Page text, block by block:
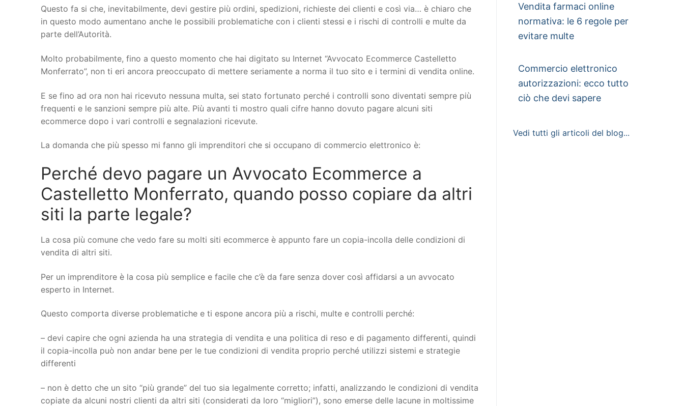
Questo fa si che, inevitabilmente, devi gestire più ordini, spedizioni, richieste dei clienti e così via… è chiaro che
in questo modo aumentano anche le possibili problematiche con i clienti stessi e i rischi di controlli e multe da
parte dell’Autorità.
Molto probabilmente, fino a questo momento che hai digitato su Internet “Avvocato Ecommerce Castelletto
Monferrato”, non ti eri ancora preoccupato di mettere seriamente a norma il tuo sito e i termini di vendita online.
E se fino ad ora non hai ricevuto nessuna multa, sei stato fortunato perché i controlli sono diventati sempre più
frequenti e le sanzioni sempre più alte. Più avanti ti mostro quali cifre hanno dovuto pagare alcuni siti
ecommerce dopo i vari controlli e segnalazioni ricevute.
La domanda che più spesso mi fanno gli imprenditori che si occupano di commercio elettronico è:
Perché devo pagare un Avvocato Ecommerce a
Castelletto Monferrato, quando posso copiare da altri
siti la parte legale?
La cosa più comune che vedo fare su molti siti ecommerce è appunto fare un copia-incolla delle condizioni di
vendita di altri siti.
Per un imprenditore è la cosa più semplice e facile che c’è da fare senza dover così affidarsi a un avvocato
esperto in Internet.
Questo comporta diverse problematiche e ti espone ancora più a rischi, multe e controlli perché:
– devi capire che ogni azienda ha una strategia di vendita e una politica di reso e di pagamento differenti, quindi
il copia-incolla può non andar bene per le tue condizioni di vendita proprio perché utilizzi sistemi e strategie
differenti
– non è detto che un sito “più grande” del tuo sia legalmente corretto; infatti, analizzando le condizioni di vendita
copiate da alcuni nostri clienti da altri siti (considerati da loro “migliori”), sono emerse delle lacune in moltissime
Vendita farmaci online
normativa: le 6 regole per
evitare multe
Commercio elettronico
autorizzazioni: ecco tutto
ciò che devi sapere
Vedi tutti gli articoli del blog...